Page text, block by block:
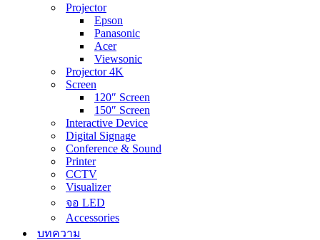
Projector
Epson
Panasonic
Acer
Viewsonic
Projector 4K
Screen
120″ Screen
150″ Screen
Interactive Device
Digital Signage
Conference & Sound
Printer
CCTV
Visualizer
จอ LED
Accessories
บทความ